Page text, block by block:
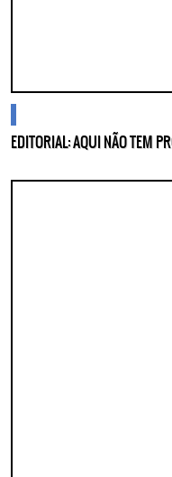
EDITORIAL: AQUI NÃO TEM